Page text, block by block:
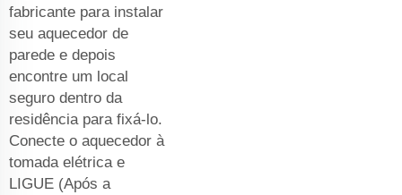
fabricante para instalar
seu aquecedor de
parede e depois
encontre um local
seguro dentro da
residência para fixá-lo.
Conecte o aquecedor à
tomada elétrica e
LIGUE (Após a